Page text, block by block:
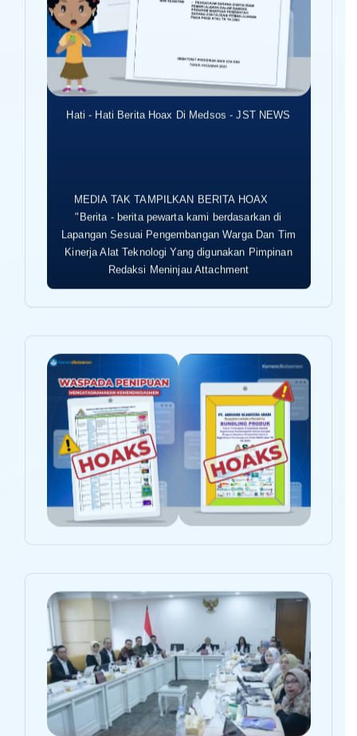
Hati - Hati Berita Hoax Di Medsos - JST NEWS
MEDIA TAK TAMPILKAN BERITA HOAX
"Berita - berita pewarta kami berdasarkan di
Lapangan Sesuai Pengembangan Warga Dan Tim
Kinerja Alat Teknologi Yang digunakan Pimpinan
Redaksi Meninjau Attachment